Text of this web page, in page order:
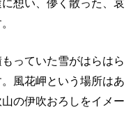
想い、儚く散った、哀
っていた雪がはらはら
風花岬という場所はあ
の伊吹おろしをイメー